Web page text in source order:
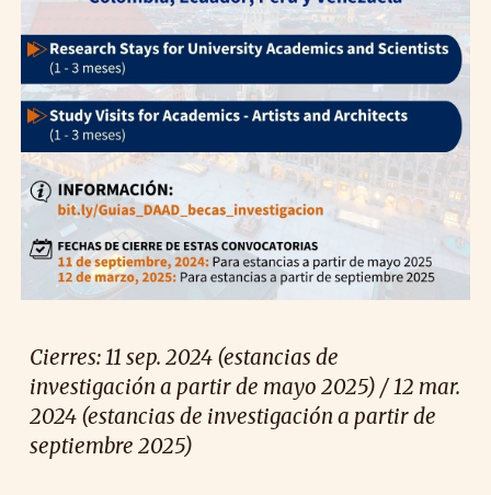
Cierres: 11 sep. 2024 (estancias de
investigación a partir de mayo 2025) / 12 mar.
2024 (estancias de investigación a partir de
septiembre 2025)